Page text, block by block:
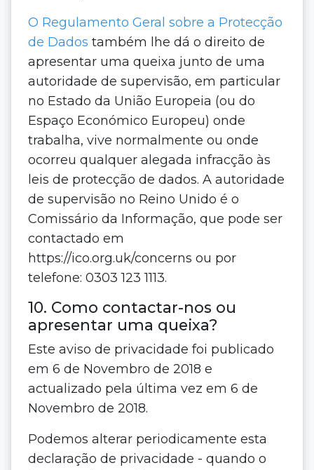
O Regulamento Geral sobre a Protecção
de Dados também lhe dá o direito de
apresentar uma queixa junto de uma
autoridade de supervisão, em particular
no Estado da União Europeia (ou do
Espaço Económico Europeu) onde
trabalha, vive normalmente ou onde
ocorreu qualquer alegada infracção às
leis de protecção de dados. A autoridade
de supervisão no Reino Unido é o
Comissário da Informação, que pode ser
contactado em
https://ico.org.uk/concerns ou por
telefone: 0303 123 1113.
10. Como contactar-nos ou
apresentar uma queixa?
Este aviso de privacidade foi publicado
em 6 de Novembro de 2018 e
actualizado pela última vez em 6 de
Novembro de 2018.
Podemos alterar periodicamente esta
declaração de privacidade - quando o